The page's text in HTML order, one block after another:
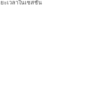
ะเวลาในเซสชั่น